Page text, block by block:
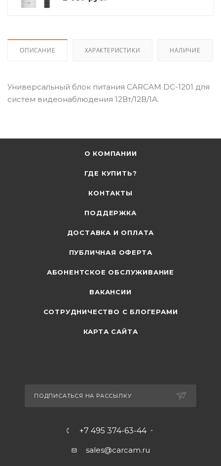
ОПИСАНИЕ ХАРАКТЕРИСТИКИ НАЛИЧИЕ
Универсальный блок питания CARCAM DC-1201 для
систем видеонаблюдения 12Вт/12В/1А.
О КОМПАНИИ
ГДЕ КУПИТЬ?
КОНТАКТЫ
ПОДДЕРЖКА
ДОСТАВКА И ОПЛАТА
ПУБЛИЧНАЯ ОФЕРТА
АБОНЕНТСКОЕ ОБСЛУЖИВАНИЕ
ВАКАНСИИ
СОТРУДНИЧЕСТВО С БЛОГЕРАМИ
КАРТА САЙТА
ПОДПИСАТЬСЯ НА РАССЫЛКУ
+7 495 374-63-44
sales@carcam.ru